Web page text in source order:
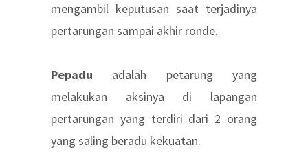
mengambil keputusan saat terjadinya
pertarungan sampai akhir ronde.
Pepadu adalah petarung yang
melakukan aksinya di lapangan
pertarungan yang terdiri dari 2 orang
yang saling beradu kekuatan.